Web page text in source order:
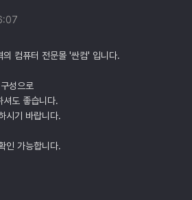
컴퓨터 전문몰 '싼컴' 입니다.
성으로
셔도 좋습니다.
시기 바랍니다.
인 가능합니다.